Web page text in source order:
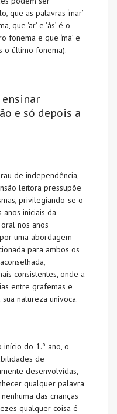
que as palavras ‘mar’
que ‘ar’ e ‘ás’ é o
fonema e que ‘má’ e
o último fonema).
e só depois a
de independência,
leitora pressupõe
privilegiando-se o
iniciais da
nos anos
uma abordagem
para ambos os
consistentes, onde a
entre grafemas e
natureza unívoca.
do 1.º ano, o
de
desenvolvidas,
qualquer palavra
das crianças
qualquer coisa é